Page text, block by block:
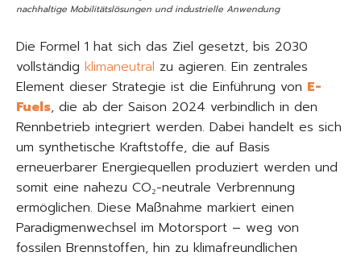
nachhaltige Mobilitätslösungen und industrielle Anwendung
Die Formel 1 hat sich das Ziel gesetzt, bis 2030
vollständig klimaneutral zu agieren. Ein zentrales
Element dieser Strategie ist die Einführung von E-
Fuels, die ab der Saison 2024 verbindlich in den
Rennbetrieb integriert werden. Dabei handelt es sich
um synthetische Kraftstoffe, die auf Basis
erneuerbarer Energiequellen produziert werden und
somit eine nahezu CO₂-neutrale Verbrennung
ermöglichen. Diese Maßnahme markiert einen
Paradigmenwechsel im Motorsport – weg von
fossilen Brennstoffen, hin zu klimafreundlichen